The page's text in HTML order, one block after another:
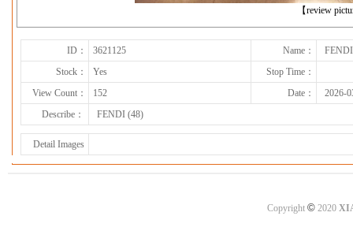
【review
ID： 3621125 Name：
Stock：
Yes
Stop Time：
View Count：
152 Date：
2026-
Describe：
FENDI (48)
Detail Images
Copyright ©2020